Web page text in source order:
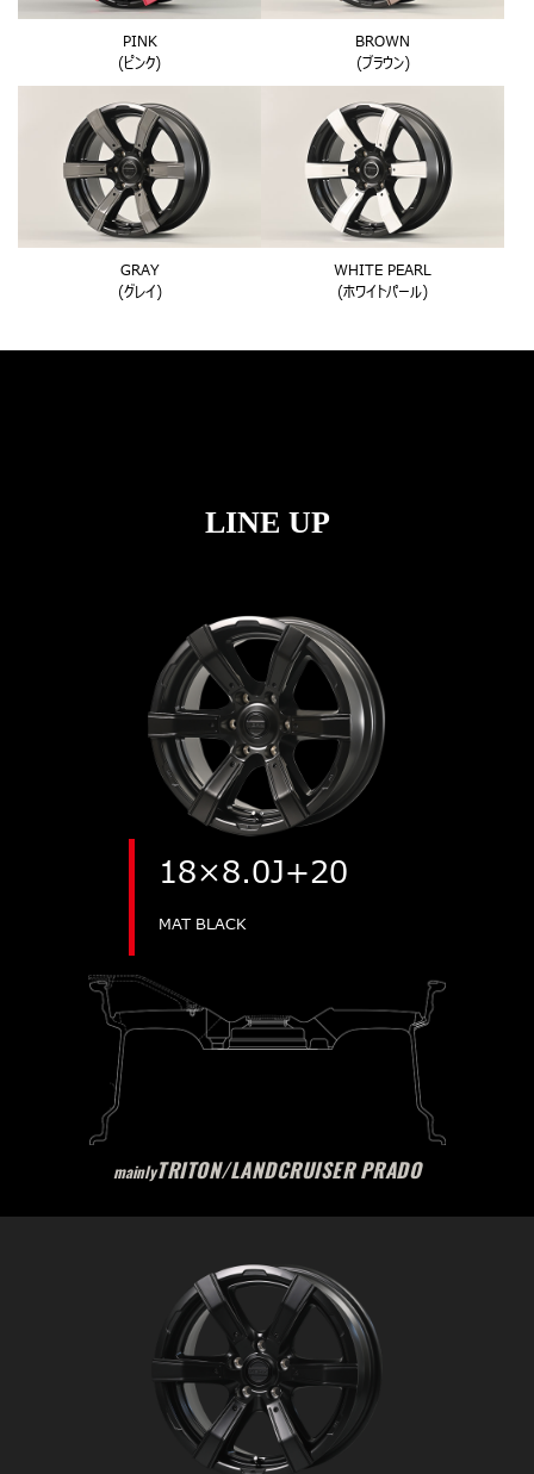
PINK
(ピンク)
BROWN
(ブラウン)
GRAY
(グレイ)
WHITE PEARL
(ホワイトパール)
LINE UP
18×8.0J+20
MAT BLACK
mainlyTRITON/LANDCRUISER PRADO